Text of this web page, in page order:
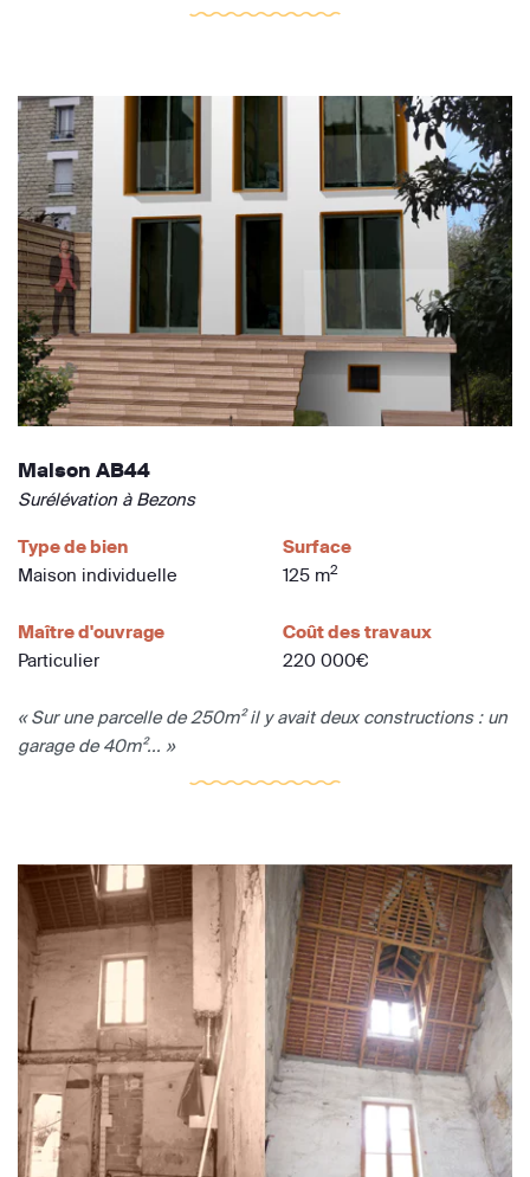
Maison AB44
Surélévation à Bezons
Type de bien
Maison individuelle
Surface
125 m2
Maître d'ouvrage
Particulier
Coût des travaux
220 000€
« Sur une parcelle de 250m² il y avait deux constructions : un
garage de 40m²... »